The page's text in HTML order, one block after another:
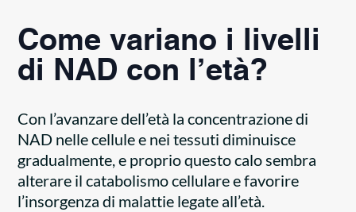
Come variano i livelli
di NAD con l’età?
Con l’avanzare dell’età la concentrazione di
NAD nelle cellule e nei tessuti diminuisce
gradualmente, e proprio questo calo sembra
alterare il catabolismo cellulare e favorire
l’insorgenza di malattie legate all’età.